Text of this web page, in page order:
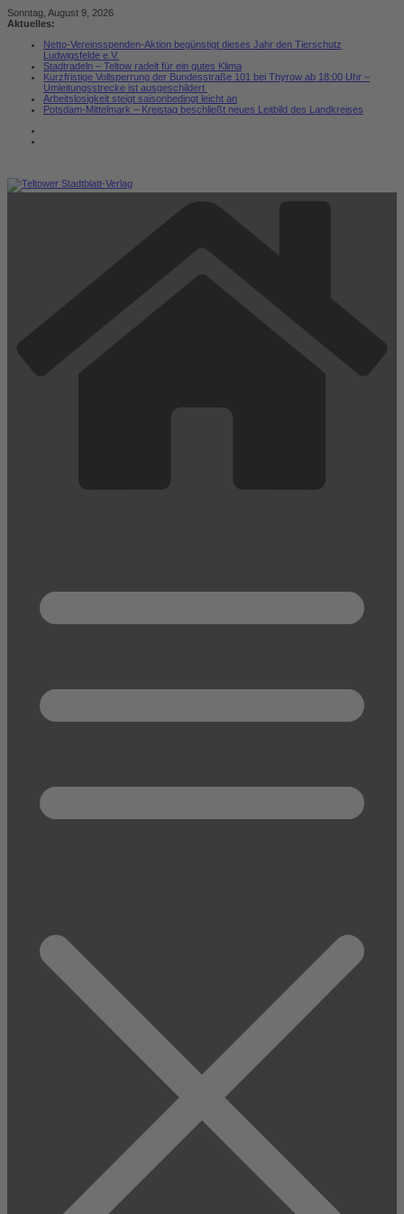
Zum
Inhalt
Sonntag, August 9, 2026
Aktuelles:
Netto-Vereinsspenden-Aktion begünstigt dieses Jahr den Tierschutz
Ludwigsfelde e.V.
Stadtradeln – Teltow radelt für ein gutes Klima
Kurzfristige Vollsperrung der Bundesstraße 101 bei Thyrow ab 18:00 Uhr –
Umleitungsstrecke ist ausgeschildert
Arbeitslosigkeit steigt saisonbedingt leicht an
Potsdam-Mittelmark – Kreistag beschließt neues Leitbild des Landkreises